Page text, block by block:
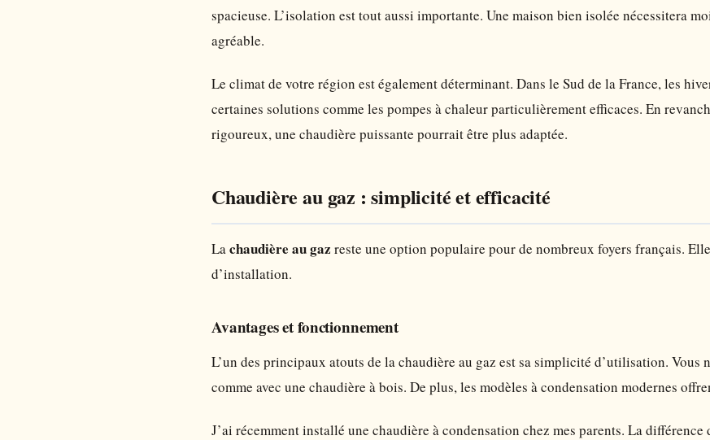
spacieuse. L’isolation est tout aussi importante. Une maison bien isolée nécessitera
agréable.
Le climat de votre région est également déterminant. Dans le Sud de la France, les
certaines solutions comme les pompes à chaleur particulièrement efficaces. En
rigoureux, une chaudière puissante pourrait être plus adaptée.
Chaudière au gaz : simplicité et efficacité
Lachaudière au gaz reste une option populaire pour de nombreux foyers français.
d’installation.
Avantages et fonctionnement
L’un des principaux atouts de la chaudière au gaz est sa simplicité d’utilisation. Vous
comme avec une chaudière à bois. De plus, les modèles à condensation modernes
J’ai récemment installé une chaudière à condensation chez mes parents. La